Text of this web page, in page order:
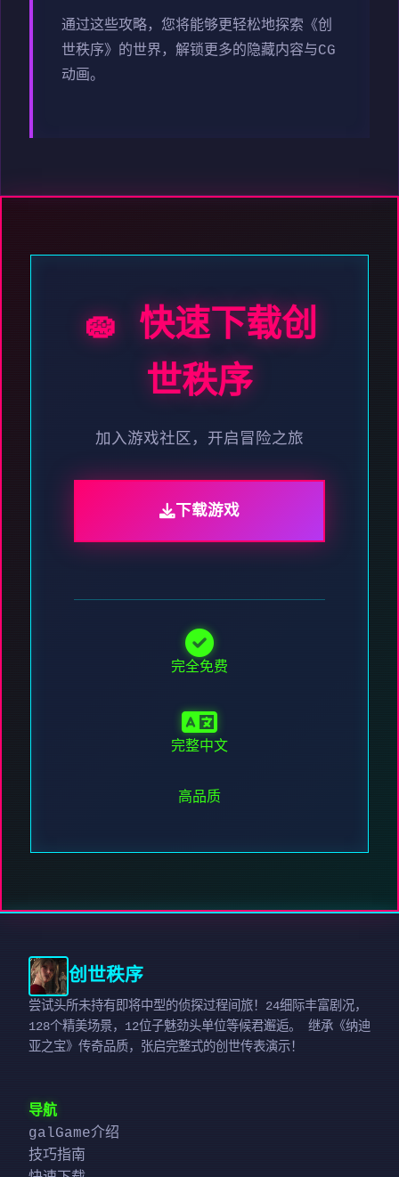
通过这些攻略，您将能够更轻松地探索《创
世秩序》的世界，解锁更多的隐藏内容与CG
动画。
🧽 快速下载创
世秩序
加入游戏社区，开启冒险之旅
下载游戏
完全免费
完整中文
高品质
创世秩序
尝试头所未持有即将中型的侦探过程间旅！24细际丰富剧况，
128个精美场景，12位子魅劲头单位等候君邂逅。 继承《纳迪
亚之宝》传奇品质，张启完整式的创世传表演示！
导航
galGame介绍
技巧指南